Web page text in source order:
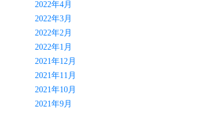
2022年4月
2022年3月
2022年2月
2022年1月
2021年12月
2021年11月
2021年10月
2021年9月